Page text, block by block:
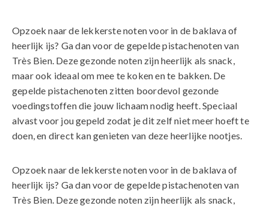
Opzoek naar de lekkerste noten voor in de baklava of
heerlijk ijs? Ga dan voor de gepelde pistachenoten van
Très Bien. Deze gezonde noten zijn heerlijk als snack,
maar ook ideaal om mee te koken en te bakken. De
gepelde pistachenoten zitten boordevol gezonde
voedingstoffen die jouw lichaam nodig heeft. Speciaal
alvast voor jou gepeld zodat je dit zelf niet meer hoeft te
doen, en direct kan genieten van deze heerlijke nootjes.
Opzoek naar de lekkerste noten voor in de baklava of
heerlijk ijs? Ga dan voor de gepelde pistachenoten van
Très Bien. Deze gezonde noten zijn heerlijk als snack,